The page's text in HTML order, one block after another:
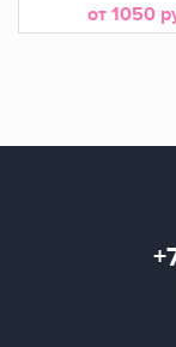
от 1050